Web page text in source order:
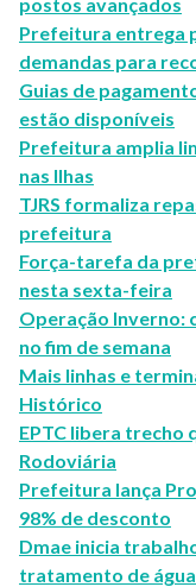
Prefeitura entrega
demandas para
Guias de
estão disponíveis
Prefeitura amplia
nas Ilhas
TJRS formaliza
prefeitura
Força-tarefa da
nesta sexta-feira
Operação Inverno:
no fim de semana
Mais linhas e
Histórico
EPTC libera trecho
Rodoviária
Prefeitura lança
98% de desconto
Dmae inicia
tratamento de água